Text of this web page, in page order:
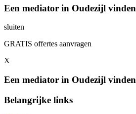
Een mediator in Oudezijl vinden
sluiten
GRATIS offertes aanvragen
X
Een mediator in Oudezijl vinden
Belangrijke links